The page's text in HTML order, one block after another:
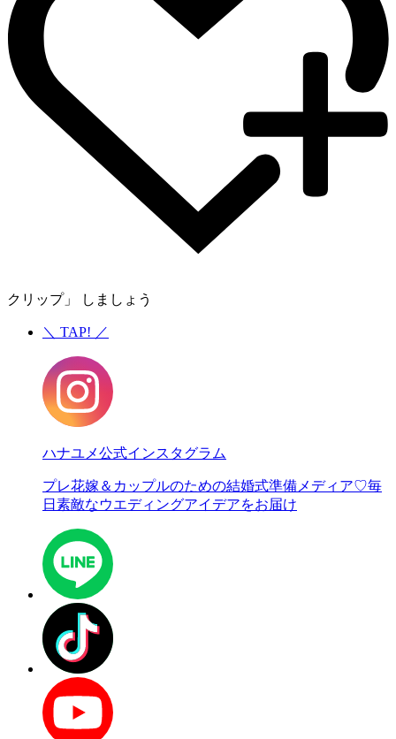
クリップ」 しましょう
＼ TAP! ／
ハナユメ公式インスタグラム
プレ花嫁＆カップルのための結婚式準備メディア♡毎
日素敵なウエディングアイデアをお届け